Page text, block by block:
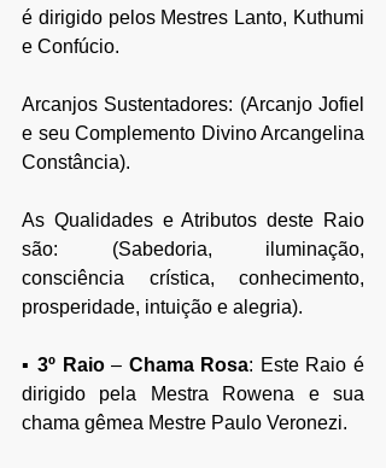
é dirigido pelos Mestres Lanto, Kuthumi
e Confúcio.
Arcanjos Sustentadores: (Arcanjo Jofiel
e seu Complemento Divino Arcangelina
Constância).
As Qualidades e Atributos deste Raio
são: (Sabedoria, iluminação,
consciência crística, conhecimento,
prosperidade, intuição e alegria).
▪ 3º Raio – Chama Rosa: Este Raio é
dirigido pela Mestra Rowena e sua
chama gêmea Mestre Paulo Veronezi.